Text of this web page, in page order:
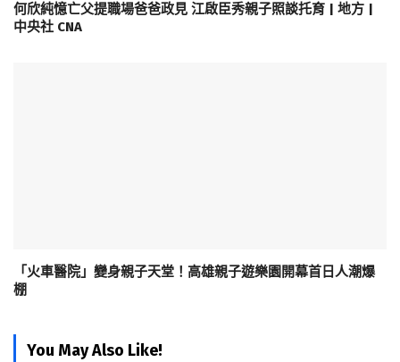
何欣純憶亡父提職場爸爸政見 江啟臣秀親子照談托育 | 地方 |
中央社 CNA
「火車醫院」變身親子天堂！高雄親子遊樂園開幕首日人潮爆
棚
You May Also Like!